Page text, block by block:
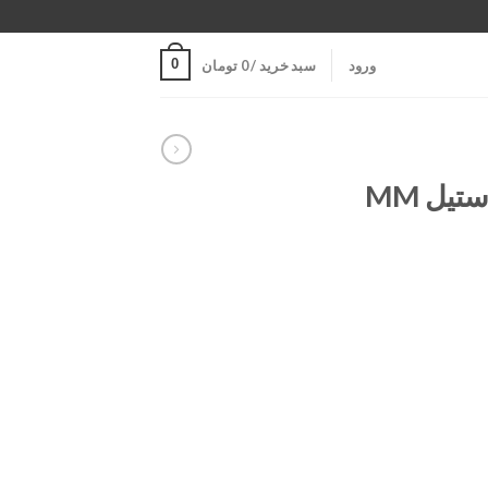
ورود سبد خرید /0 تومان 0
چسب مولتی متال استیل MM